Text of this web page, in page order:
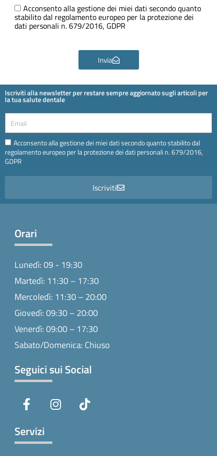
GDPR
Acconsento alla gestione dei miei dati secondo quanto
stabilito dal regolamento europeo per la protezione dei
dati personali n. 679/2016, GDPR
Invia
Iscriviti alla newsletter per restare sempre aggiornato sugli articoli per
la tua salute dentale
Email
Email
Acconsento alla gestione dei miei dati secondo quanto stabilito dal
regolamento europeo per la protezione dei dati personali n. 679/2016,
GDPR
Iscriviti
Orari
Lunedì: 09 - 19:30
Martedì: 11:30 – 17:30
Mercoledì: 11:30 – 20:00
Giovedì: 09:30 – 20:00
Venerdì: 09:00 – 17:30
Sabato/Domenica: Chiuso
Seguici sui Social
a
e
b
n
i
Servizi